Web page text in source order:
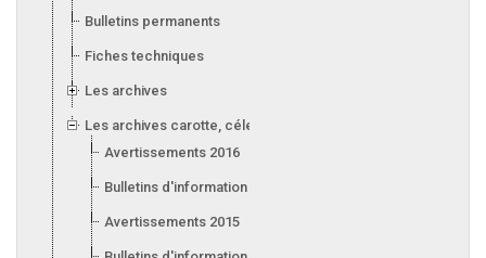
Bulletins permanents
Fiches techniques
Les archives
Les archives carotte, céleri, laitue, oignon, poireau et ail
Avertissements 2016
Bulletins d'information 2016
Avertissements 2015